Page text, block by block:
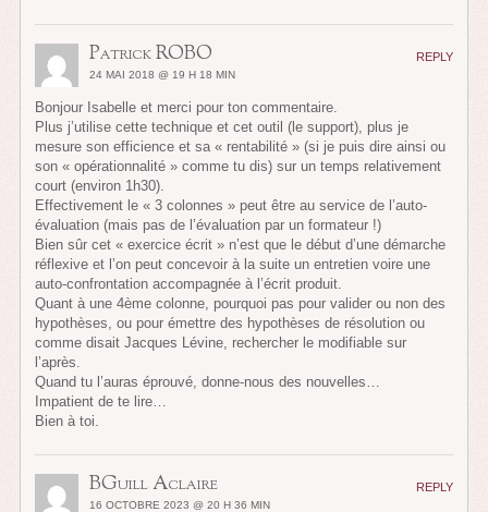
Patrick ROBO
24 MAI 2018 @ 19 H 18 MIN
Bonjour Isabelle et merci pour ton commentaire.
Plus j’utilise cette technique et cet outil (le support), plus je
mesure son efficience et sa « rentabilité » (si je puis dire ainsi ou
son « opérationnalité » comme tu dis) sur un temps relativement
court (environ 1h30).
Effectivement le « 3 colonnes » peut être au service de l’auto-
évaluation (mais pas de l’évaluation par un formateur !)
Bien sûr cet « exercice écrit » n’est que le début d’une démarche
réflexive et l’on peut concevoir à la suite un entretien voire une
auto-confrontation accompagnée à l’écrit produit.
Quant à une 4ème colonne, pourquoi pas pour valider ou non des
hypothèses, ou pour émettre des hypothèses de résolution ou
comme disait Jacques Lévine, rechercher le modifiable sur
l’après.
Quand tu l’auras éprouvé, donne-nous des nouvelles…
Impatient de te lire…
Bien à toi.
REPLY
BGuill Aclaire
16 OCTOBRE 2023 @ 20 H 36 MIN
REPLY